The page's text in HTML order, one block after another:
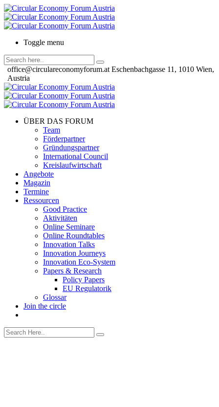
Toggle menu
office@circulareconomyforum.at Eschenbachgasse 11, 1010 Wien,
Austria
ÜBER DAS FORUM
Team
Förderpartner
Gründungspartner
International Council
Kreislaufwirtschaft
Angebote
Magazin
Termine
Ressourcen
Good Practice
Aktivitäten
Online Seminare
Online Roundtables
Innovation Talks
Innovation Journeys
Innovation Eco-System
Papers & Research
Policy Papers
EU Regulatorik
Glossar
Join the circle